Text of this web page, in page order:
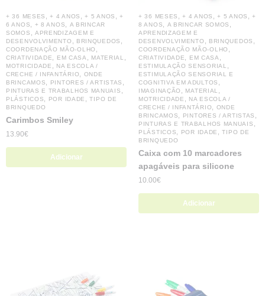
+ 36 MESES ,+ 4 ANOS ,+ 5 ANOS ,+
6 ANOS
+ 8 ANOS
A BRINCAR
SOMOS
APRENDIZAGEM E
DESENVOLVIMENTO
BRINQUEDOS
COORDENAÇÃO MÃO-OLHO
CRIATIVIDADE EM CASA MATERIAL
MOTRICIDADE
NA ESCOLA /
CRECHE / INFANTÁRIO
ONDE
BRINCAMOS
PINTORES / ARTISTAS
PINTURAS E TRABALHOS MANUAIS
PLÁSTICOS POR IDADE ,TIPO DE
BRINQUEDO
Carimbos Smiley
13.90€
Adicionar
+ 36 MESES ,+ 4 ANOS ,+ 5 ANOS ,+
8 ANOS
A BRINCAR SOMOS
APRENDIZAGEM E
DESENVOLVIMENTO
BRINQUEDOS
COORDENAÇÃO MÃO-OLHO
CRIATIVIDADE EM CASA
ESTIMULAÇÃO SENSORIAL
ESTIMULAÇÃO SENSORIAL E
COGNITIVA EM ADULTOS
IMAGINAÇÃO MATERIAL
MOTRICIDADE
NA ESCOLA /
CRECHE / INFANTÁRIO
ONDE
BRINCAMOS
PINTORES / ARTISTAS
PINTURAS E TRABALHOS MANUAIS
PLÁSTICOS POR IDADE ,TIPO DE
BRINQUEDO
Caixa com 10 marcadores
apagáveis ​​para silicone
10.00€
Adicionar